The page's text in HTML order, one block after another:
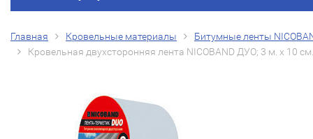
Главная Кровельные материалы
Битумные ленты
Кровельная двухсторонняя лента NICOBAND ДУО; 3 м. х 10 см.